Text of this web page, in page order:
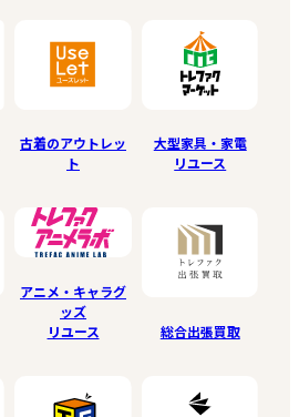
古着のアウトレッ
ト
大型家具・家電
リユース
アニメ・キャラグ
ッズ
リユース
総合出張買取